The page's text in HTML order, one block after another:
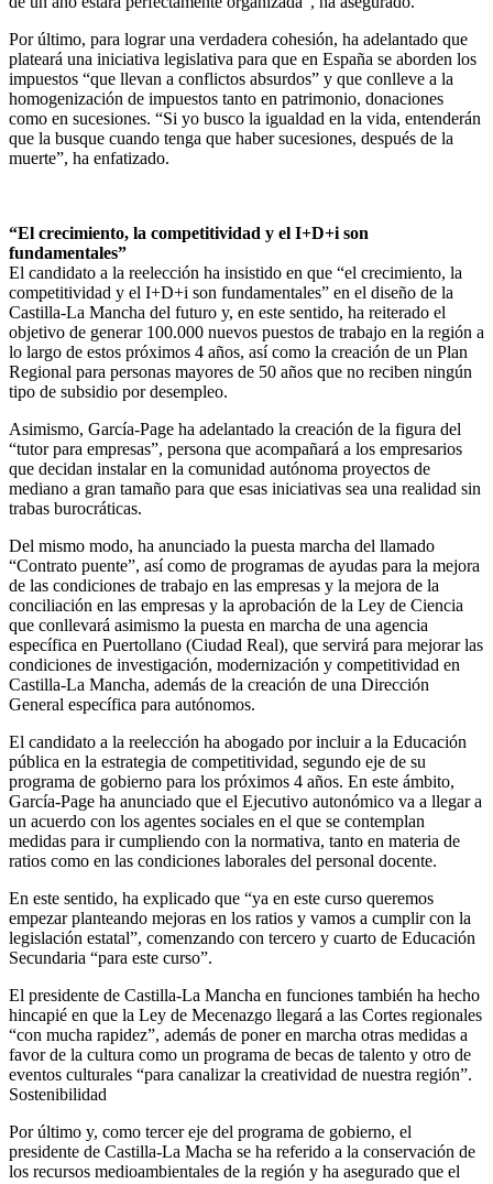
Por último, para lograr una verdadera cohesión, ha adelantado que
plateará una iniciativa legislativa para que en España se aborden los
impuestos “que llevan a conflictos absurdos” y que conlleve a la
homogenización de impuestos tanto en patrimonio, donaciones
como en sucesiones. “Si yo busco la igualdad en la vida, entenderán
que la busque cuando tenga que haber sucesiones, después de la
muerte”, ha enfatizado.
“El crecimiento, la competitividad y el I+D+i son
fundamentales”
El candidato a la reelección ha insistido en que “el crecimiento, la
competitividad y el I+D+i son fundamentales” en el diseño de la
Castilla-La Mancha del futuro y, en este sentido, ha reiterado el
objetivo de generar 100.000 nuevos puestos de trabajo en la región a
lo largo de estos próximos 4 años, así como la creación de un Plan
Regional para personas mayores de 50 años que no reciben ningún
tipo de subsidio por desempleo.
Asimismo, García-Page ha adelantado la creación de la figura del
“tutor para empresas”, persona que acompañará a los empresarios
que decidan instalar en la comunidad autónoma proyectos de
mediano a gran tamaño para que esas iniciativas sea una realidad sin
trabas burocráticas.
Del mismo modo, ha anunciado la puesta marcha del llamado
“Contrato puente”, así como de programas de ayudas para la mejora
de las condiciones de trabajo en las empresas y la mejora de la
conciliación en las empresas y la aprobación de la Ley de Ciencia
que conllevará asimismo la puesta en marcha de una agencia
específica en Puertollano (Ciudad Real), que servirá para mejorar las
condiciones de investigación, modernización y competitividad en
Castilla-La Mancha, además de la creación de una Dirección
General específica para autónomos.
El candidato a la reelección ha abogado por incluir a la Educación
pública en la estrategia de competitividad, segundo eje de su
programa de gobierno para los próximos 4 años. En este ámbito,
García-Page ha anunciado que el Ejecutivo autonómico va a llegar a
un acuerdo con los agentes sociales en el que se contemplan
medidas para ir cumpliendo con la normativa, tanto en materia de
ratios como en las condiciones laborales del personal docente.
En este sentido, ha explicado que “ya en este curso queremos
empezar planteando mejoras en los ratios y vamos a cumplir con la
legislación estatal”, comenzando con tercero y cuarto de Educación
Secundaria “para este curso”.
El presidente de Castilla-La Mancha en funciones también ha hecho
hincapié en que la Ley de Mecenazgo llegará a las Cortes regionales
“con mucha rapidez”, además de poner en marcha otras medidas a
favor de la cultura como un programa de becas de talento y otro de
eventos culturales “para canalizar la creatividad de nuestra región”.
Sostenibilidad
Por último y, como tercer eje del programa de gobierno, el
presidente de Castilla-La Macha se ha referido a la conservación de
los recursos medioambientales de la región y ha asegurado que el